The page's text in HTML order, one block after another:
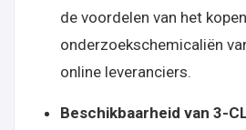
de voordelen van het
onderzoekschemicaliën
online leveranciers.
Beschikbaarheid van 3-